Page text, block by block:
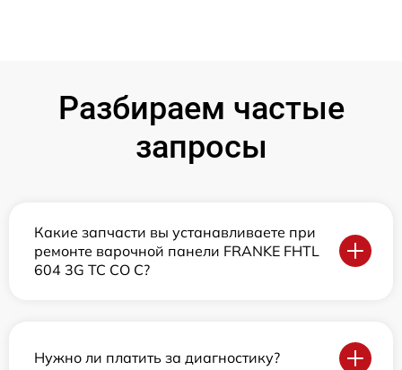
Разбираем частые
запросы
Какие запчасти вы устанавливаете при
ремонте варочной панели FRANKE FHTL
604 3G TC CO C?
Нужно ли платить за диагностику?